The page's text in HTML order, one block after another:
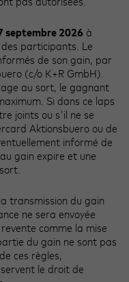
septembre 2026 à
participants. Le
de son gain, par
(c/o K+R GmbH).
au sort, le gagnant
Si dans ce laps
joints ou s'il ne se
Aktionsbuero ou de
informé de
gain expire et une
transmission du gain
ne sera envoyée
comme la mise
du gain ne sont pas
ces règles,
le droit de